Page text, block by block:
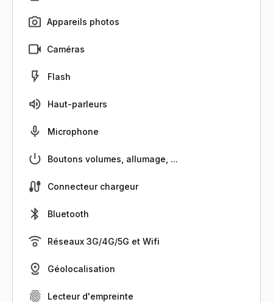
Appareils photos
Caméras
Flash
Haut-parleurs
Microphone
Boutons volumes, allumage, ...
Connecteur chargeur
Bluetooth
Réseaux 3G/4G/5G et Wifi
Géolocalisation
Lecteur d'empreinte